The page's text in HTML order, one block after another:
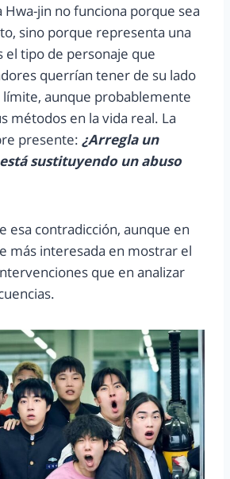
jin no funciona porque sea
sino porque representa una
el tipo de personaje que
querrían tener de su lado
límite, aunque probablemente
métodos en la vida real. La
presente: ¿Arregla un
sustituyendo un abuso
esa contradicción, aunque en
más interesada en mostrar el
que en analizar